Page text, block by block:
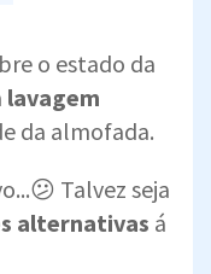
o estado da
lavagem
da almofada.
Talvez seja
alternativas á